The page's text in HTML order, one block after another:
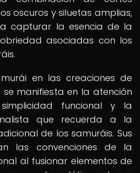
oscuros y siluetas amplias,
capturar la esencia de la
asociadas con los
en las creaciones de
se manifiesta en la atención
funcional y la
que recuerda a la
de los samuráis. Sus
las convenciones de la
al fusionar elementos de